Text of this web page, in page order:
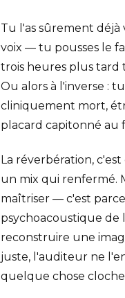
Tu l'as sûrement déjà
voix — tu pousses le
trois heures plus tard
Ou alors à l'inverse :
cliniquement mort,
placard capitonné au
La réverbération,
un mix qui renfermé.
maîtriser — c'est
psychoacoustique de
reconstruire une
juste, l'auditeur ne
quelque chose